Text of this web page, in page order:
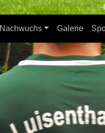
Nachwuchs Galerie